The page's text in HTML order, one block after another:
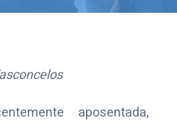
aposentada,